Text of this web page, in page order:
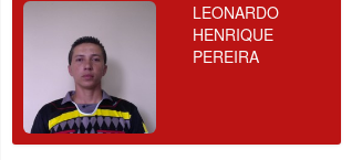
LEONARDO
HENRIQUE
PEREIRA